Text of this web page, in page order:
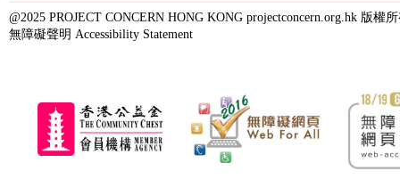
@2025 PROJECT CONCERN HONG KONG projectconcern.org.hk 版權
無障礙聲明 Accessibility Statement